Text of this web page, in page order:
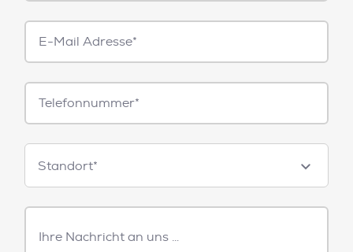
E-
Mail*
Telefonnummer
Standorte
Standort*
Freitext
Nachricht